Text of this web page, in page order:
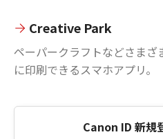
Creative Park
ペーパークラフトなどさま
に印刷できるスマホアプリ。
Canon ID 新規